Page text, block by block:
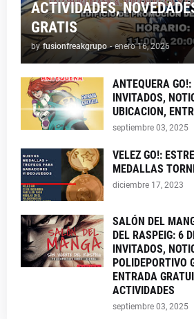
ACTIVIDADES,
GRATIS
by fusionfreakgrupo - enero 16, 2026
ANTEQUERA
INVITADOS,
UBICACION,
septiembre 03, 2025
VELEZ GO!:
MEDALLAS
diciembre 17, 2023
SALÓN DEL
DEL RASPEIG: 6
INVITADOS,
POLIDEPORTIVO
ENTRADA
ACTIVIDADES
septiembre 03, 2025